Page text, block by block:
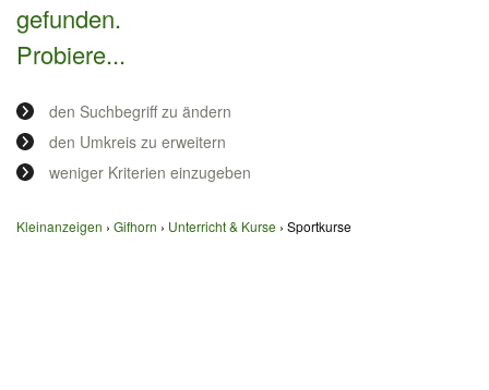
Nachrichten
Anzeige aufgeben
gefunden.
Probiere...
den Suchbegriff zu ändern
den Umkreis zu erweitern
weniger Kriterien einzugeben
Kleinanzeigen Gifhorn Unterricht & Kurse Sportkurse